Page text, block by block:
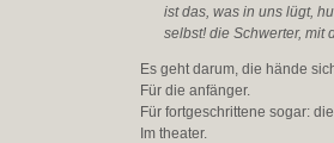
ist das, was in uns lügt,
selbst! die Schwerter, mit
Es geht darum, die hände
Für die anfänger.
Für fortgeschrittene sogar:
Im theater.